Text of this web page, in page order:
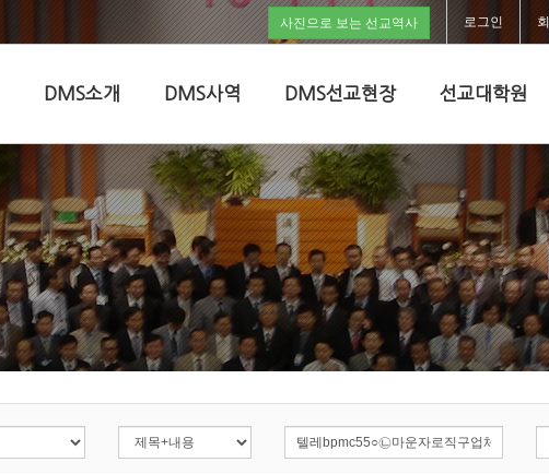
사진으로 보는 선교역사 로그인
DMS소개 DMS사역 DMS선교현장 선교대학원